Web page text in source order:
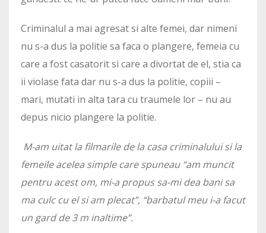
Criminalul a mai agresat si alte femei, dar nimeni
nu s-a dus la politie sa faca o plangere, femeia cu
care a fost casatorit si care a divortat de el, stia ca
ii violase fata dar nu s-a dus la politie, copiii –
mari, mutati in alta tara cu traumele lor – nu au
depus nicio plangere la politie.
M-am uitat la filmarile de la casa criminalului si la
femeile acelea simple care spuneau “am muncit
pentru acest om, mi-a propus sa-mi dea bani sa
ma culc cu el si am plecat”, “barbatul meu i-a facut
un gard de 3 m inaltime”.